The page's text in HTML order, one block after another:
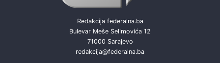
Redakcija federalna.ba
Bulevar Meše Selimovića 12
71000 Sarajevo
redakcija@federalna.ba